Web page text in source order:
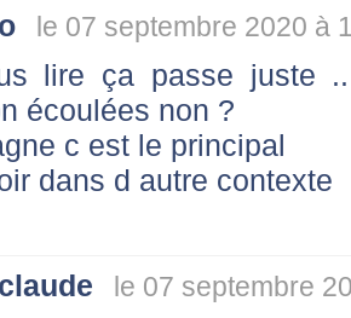
le 07 septembre 2020 à
lire ça passe juste
écoulées non ?
c est le principal
dans d autre contexte
le 07 septembre